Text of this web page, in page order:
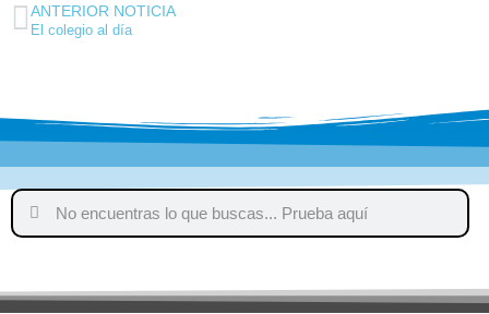
ANTERIOR NOTICIA
El colegio al día